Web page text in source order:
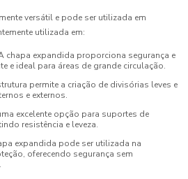
versátil e pode ser utilizada em
utilizada em:
chapa expandida proporciona segurança e
e ideal para áreas de grande circulação.
permite a criação de divisórias leves e
e externos.
excelente opção para suportes de
resistência e leveza.
expandida pode ser utilizada na
oferecendo segurança sem